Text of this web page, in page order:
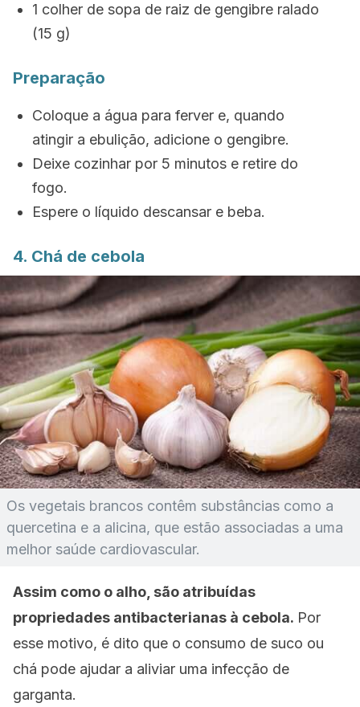
1 colher de sopa de raiz de gengibre ralado
(15 g)
Preparação
Coloque a água para ferver e, quando
atingir a ebulição, adicione o gengibre.
Deixe cozinhar por 5 minutos e retire do
fogo.
Espere o líquido descansar e beba.
4. Chá de cebola
Os vegetais brancos contêm substâncias como a
quercetina e a alicina, que estão associadas a uma
melhor saúde cardiovascular.
Assim como o alho, são atribuídas
propriedades antibacterianas à cebola. Por
esse motivo, é dito que o consumo de suco ou
chá pode ajudar a aliviar uma infecção de
garganta.